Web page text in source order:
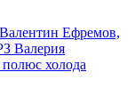
Ефремов,
Валерия
холода